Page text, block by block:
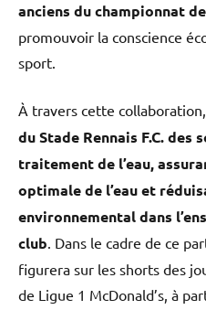
anciens du championnat
promouvoir la conscience
sport.
À travers cette collaboration,
du Stade Rennais F.C.
traitement de l’eau,
optimale de l’eau et
environnemental dans
club. Dans le cadre de ce
figurera sur les shorts des
de Ligue 1 McDonald’s, à